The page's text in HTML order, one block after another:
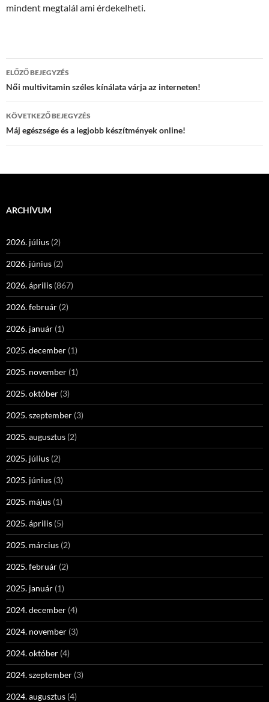
mindent megtalál ami érdekelheti.
Bejegyzések
navigációja
ELŐZŐ BEJEGYZÉS
Női multivitamin széles kínálata várja az interneten!
KÖVETKEZŐ BEJEGYZÉS
Máj egészsége és a legjobb készítmények online!
ARCHÍVUM
2026. július (2)
2026. június (2)
2026. április (867)
2026. február (2)
2026. január (1)
2025. december (1)
2025. november (1)
2025. október (3)
2025. szeptember (3)
2025. augusztus (2)
2025. július (2)
2025. június (3)
2025. május (1)
2025. április (5)
2025. március (2)
2025. február (2)
2025. január (1)
2024. december (4)
2024. november (3)
2024. október (4)
2024. szeptember (3)
2024. augusztus (4)